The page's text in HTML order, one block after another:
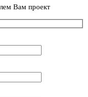
Вам проект